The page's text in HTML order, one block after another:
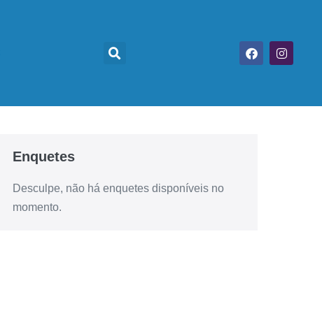
Enquetes
Desculpe, não há enquetes disponíveis no
momento.